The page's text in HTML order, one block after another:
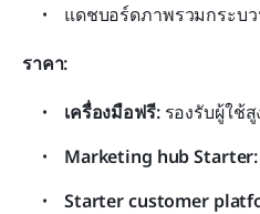
แดชบอร์ดภาพรวมกระบ
ราคา:
เครื่องมือฟรี: รองรับผู้ใช้
Marketing hub Starter:
Starter customer